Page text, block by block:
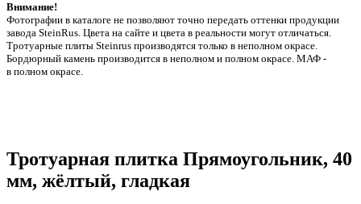
Внимание!
Фотографии в каталоге не позволяют точно передать оттенки продукции
заводa SteinRus. Цвета на сайте и цвета в реальности могут отличаться.
Тротуарные плиты Steinrus производятся только в неполном окрасе.
Бордюрный камень производится в неполном и полном окрасе. МАФ -
в полном окрасе.
Тротуарная плитка Прямоугольник, 40
мм, жёлтый, гладкая